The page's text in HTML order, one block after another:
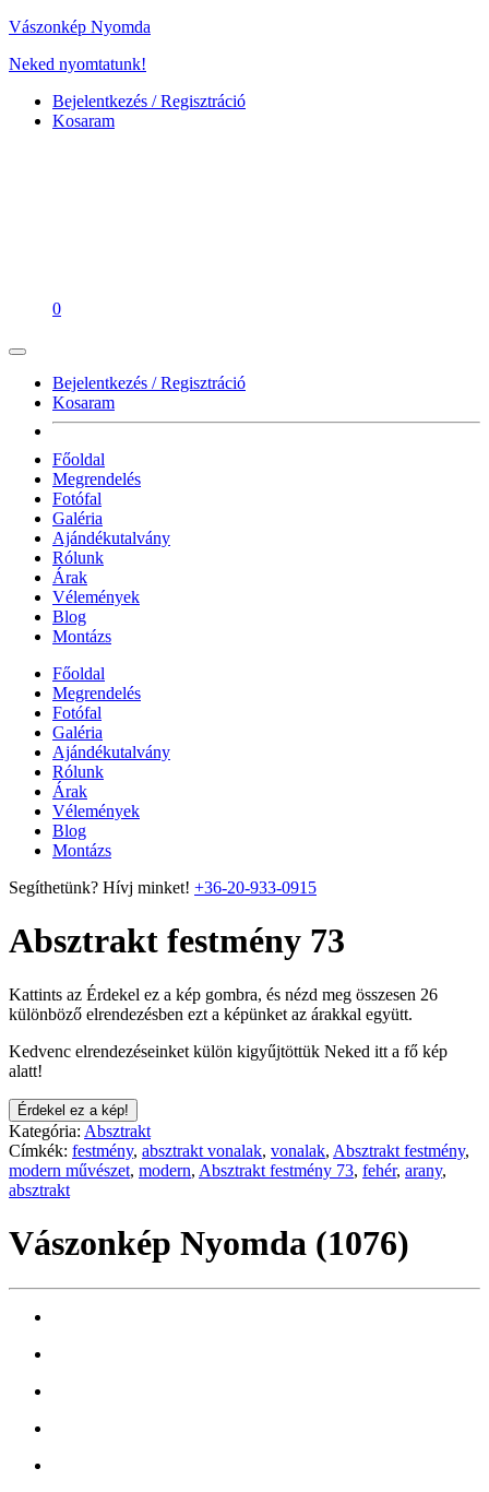
Vászonkép Nyomda
Neked nyomtatunk!
Bejelentkezés / Regisztráció
Kosaram
0
Bejelentkezés / Regisztráció
Kosaram
Főoldal
Megrendelés
Fotófal
Galéria
Ajándékutalvány
Rólunk
Árak
Vélemények
Blog
Montázs
Főoldal
Megrendelés
Fotófal
Galéria
Ajándékutalvány
Rólunk
Árak
Vélemények
Blog
Montázs
Segíthetünk? Hívj minket! +36-20-933-0915
Absztrakt festmény 73
Kattints az Érdekel ez a kép gombra, és nézd meg összesen 26
különböző elrendezésben ezt a képünket az árakkal együtt.
Kedvenc elrendezéseinket külön kigyűjtöttük Neked itt a fő kép
alatt!
Érdekel ez a kép!
Kategória: Absztrakt
Címkék: festmény, absztrakt vonalak, vonalak, Absztrakt festmény,
modern művészet, modern, Absztrakt festmény 73, fehér, arany,
absztrakt
Vászonkép Nyomda (1076)